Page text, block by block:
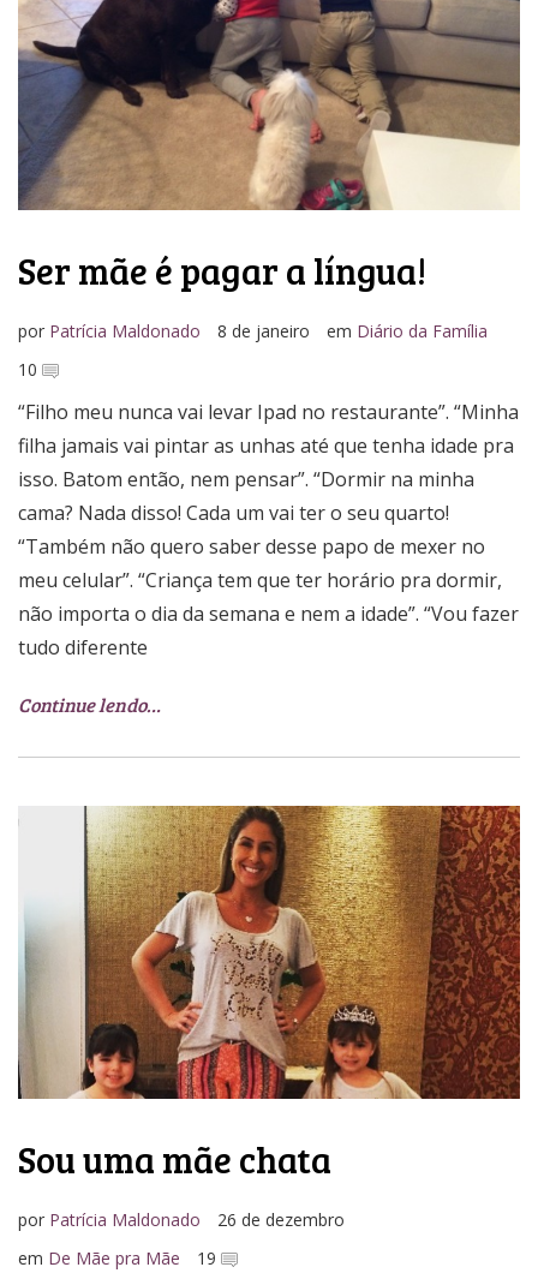
Media Kit
Ser mãe é pagar a língua!
por Patrícia Maldonado 8 de janeiro em Diário da Família
10
“Filho meu nunca vai levar Ipad no restaurante”. “Minha
filha jamais vai pintar as unhas até que tenha idade pra
isso. Batom então, nem pensar”. “Dormir na minha
cama? Nada disso! Cada um vai ter o seu quarto!
“Também não quero saber desse papo de mexer no
meu celular”. “Criança tem que ter horário pra dormir,
não importa o dia da semana e nem a idade”. “Vou fazer
tudo diferente
Continue lendo…
Sou uma mãe chata
por Patrícia Maldonado
26 de dezembro
em De Mãe pra Mãe 19